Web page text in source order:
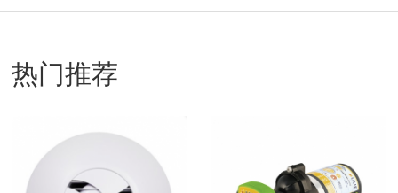
热门推荐